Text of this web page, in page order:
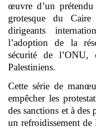
œuvre d’un prétendu
grotesque du
dirigeants
l’adoption de la
sécurité de l’ONU,
Palestiniens.
Cette série de
empêcher les
des sanctions et à
un refroidissement